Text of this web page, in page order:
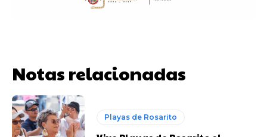
Notas relacionadas
Playas de Rosarito